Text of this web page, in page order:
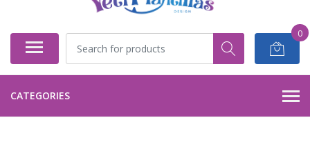
0
CATEGORIES